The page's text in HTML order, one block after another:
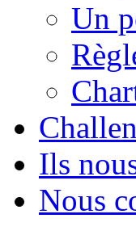
Un
Ils
Nous